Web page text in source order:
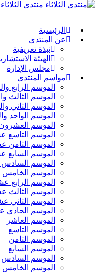
منتدى
الرئيسية
عن المنتدى
نبذة تعريفية
الهيئة
مجلس الإدارة
مواسم المنتدى
الموسم الرابع
الموسم الثالث
الموسم الثاني
الموسم الواحد
الموسم العشرون
الموسم التاسع
الموسم الثامن
الموسم السابع
الموسم
الموسم
الموسم الرابع
الموسم الثالث
الموسم الثاني
الموسم الحادي
الموسم العاشر
الموسم التاسع
الموسم الثامن
الموسم السابع
الموسم السادس
الموسم الخامس